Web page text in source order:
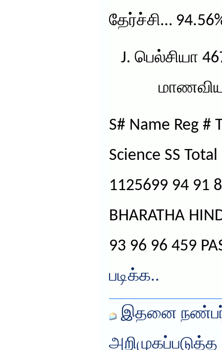
தேர்ச்சி…
J. பெல்சியா
S# Name Reg #
Science SS Total
1125699 94 91
BHARATHA
93 96 96 459
படிக்க..
இதனை
அறிமுகப்படுத்த